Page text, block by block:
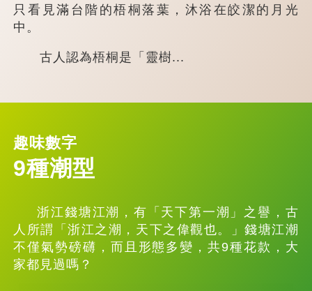
只看見滿台階的梧桐落葉，沐浴在皎潔的月光
中。
古人認為梧桐是「靈樹...
趣味數字
9種潮型
浙江錢塘江潮，有「天下第一潮」之譽，古
人所謂「浙江之潮，天下之偉觀也。」錢塘江潮
不僅氣勢磅礴，而且形態多變，共9種花款，大
家都見過嗎？